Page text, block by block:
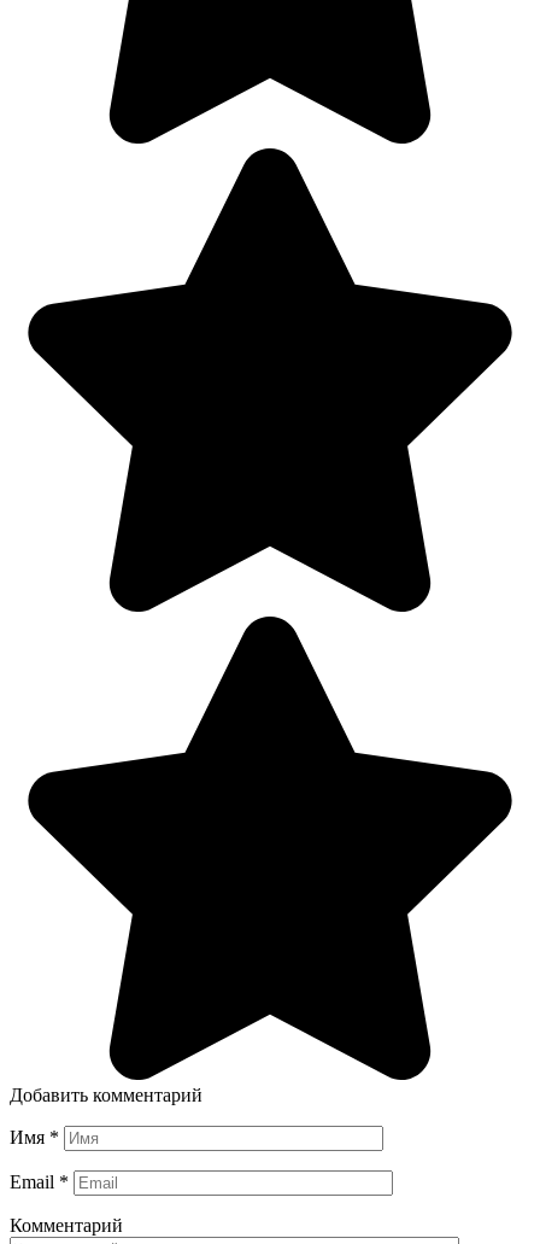
Добавить комментарий
Имя *
Email *
Комментарий